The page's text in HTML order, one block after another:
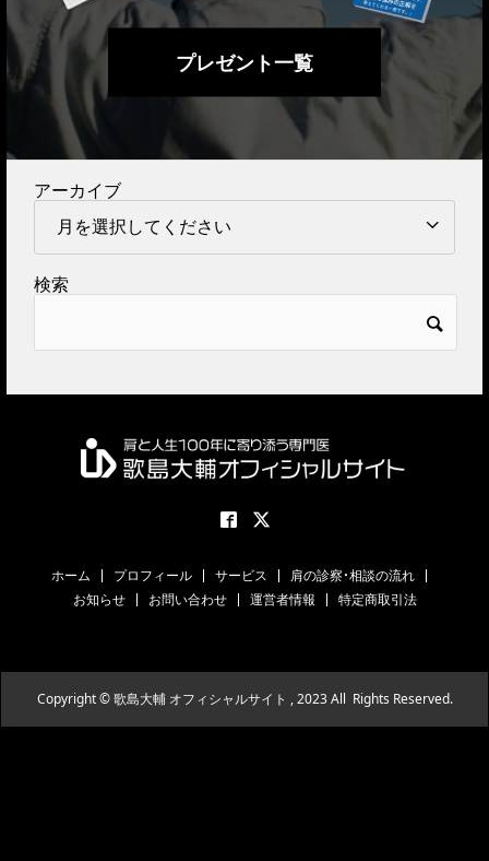
プレゼント一覧
アーカイブ
検索
ホーム プロフィール サービス
肩の診察・相談の流れ
お知らせ
お問い合わせ 運営者情報 特定商取引法
Copyright © 歌島大輔 オフィシャルサイト , 2023 All Rights Reserved.